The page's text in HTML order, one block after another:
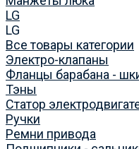
LG
LG
Все товары категории
Электро-клапаны
Фланцы барабана -
Тэны
Статор
Ручки
Ремни привода